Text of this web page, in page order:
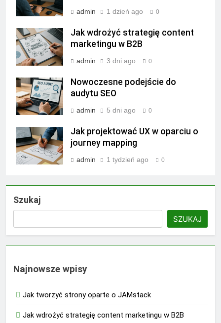
admin 1 dzień ago 0
Jak wdrożyć strategię content
marketingu w B2B
admin 3 dni ago 0
Nowoczesne podejście do
audytu SEO
admin 5 dni ago 0
Jak projektować UX w oparciu o
journey mapping
admin 1 tydzień ago 0
Szukaj
SZUKAJ
Najnowsze wpisy
Jak tworzyć strony oparte o JAMstack
Jak wdrożyć strategię content marketingu w B2B